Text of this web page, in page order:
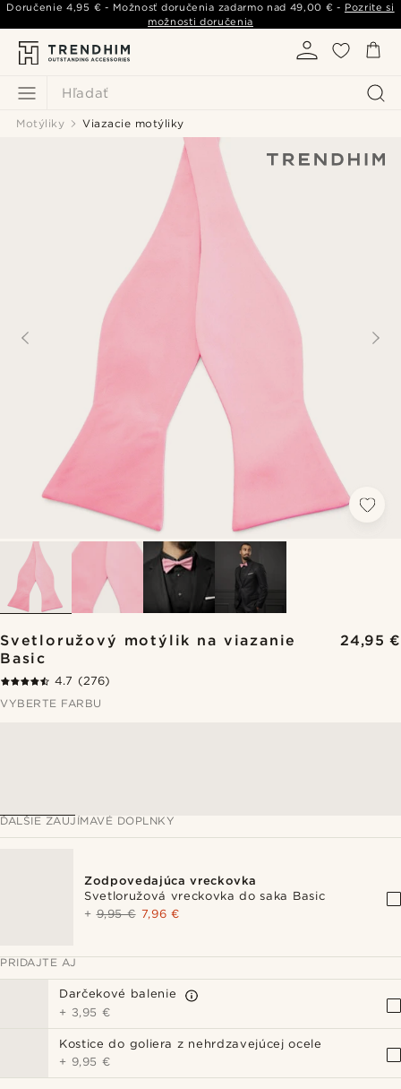
Hľadať
Doručenie4,95 € - Možnosť doručenia zadarmo nad 49,00 € - Pozrite si
možnosti doručenia
Motýliky Viazacie motýliky
Svetloružový motýlik na viazanie
Basic
24,95 €
4.7 (276)
VYBERTE FARBU
ĎALŠIE ZAUJÍMAVÉ DOPLNKY
Zodpovedajúca vreckovka
Svetloružová vreckovka do saka Basic
+9,95 € 7,96 €
PRIDAJTE AJ
Darčekové balenie
+ 3,95 €
Kostice do goliera z nehrdzavejúcej ocele
+ 9,95 €